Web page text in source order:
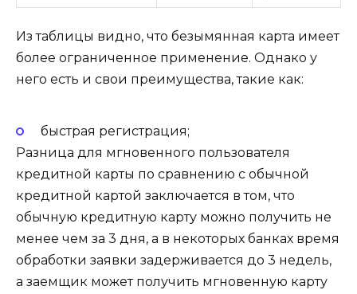
Из таблицы видно, что безымянная карта имеет
более ограниченное применение. Однако у
него есть и свои преимущества, такие как:
быстрая регистрация;
Разница для мгновенного пользователя
кредитной карты по сравнению с обычной
кредитной картой заключается в том, что
обычную кредитную карту можно получить не
менее чем за 3 дня, а в некоторых банках время
обработки заявки задерживается до 3 недель,
а заемщик может получить мгновенную карту